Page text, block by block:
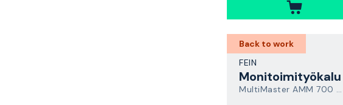
Back to work
FEIN
Monitoimityökalu
MultiMaster AMM 700 Max Top AS